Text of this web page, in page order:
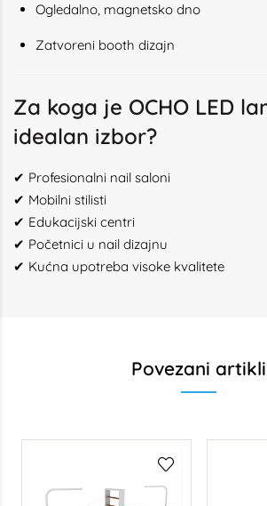
Ogledalno, magnetsko dno
Zatvoreni booth dizajn
Za koga je OCHO LED
idealan izbor?
✔ Profesionalni nail saloni
✔ Mobilni stilisti
✔ Edukacijski centri
✔ Početnici u nail dizajnu
✔ Kućna upotreba visoke kvalitete
Povezani artikli